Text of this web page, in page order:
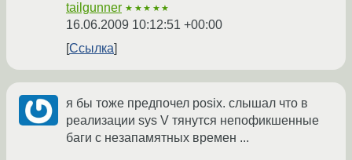
tailgunner ★★★★★
16.06.2009 10:12:51 +00:00
Ссылка
я бы тоже предпочел posix. слышал что в
реализации sys V тянутся непофикшенные
баги с незапамятных времен ...